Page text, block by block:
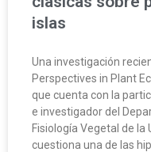
islas
Una investigación
Perspectives in Plant
que cuenta con la
e investigador del
Fisiología Vegetal de la
cuestiona una de las